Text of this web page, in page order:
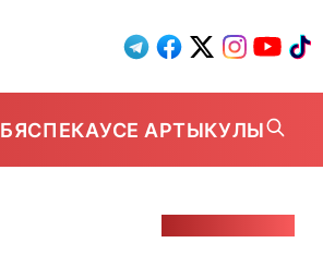
БЯСПЕКАУСЕ АРТЫКУЛЫ